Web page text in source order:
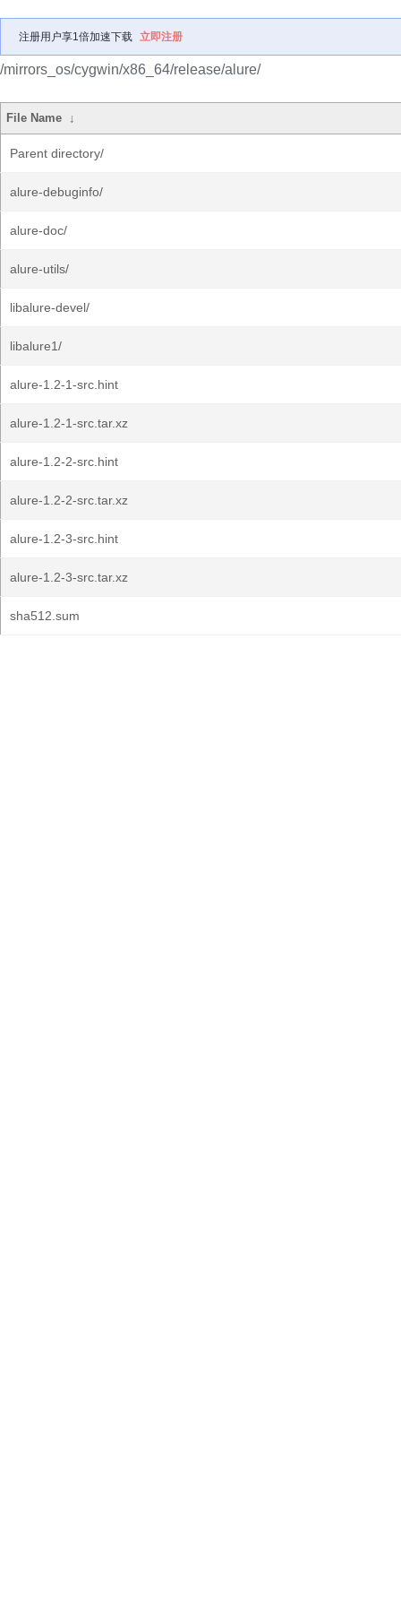
注册用户享1倍加速下载 立即注册
/mirrors_os/cygwin/x86_64/release/alure/
File Name ↓
Parent directory/
alure-debuginfo/
alure-doc/
alure-utils/
libalure-devel/
libalure1/
alure-1.2-1-src.hint
alure-1.2-1-src.tar.xz
alure-1.2-2-src.hint
alure-1.2-2-src.tar.xz
alure-1.2-3-src.hint
alure-1.2-3-src.tar.xz
sha512.sum